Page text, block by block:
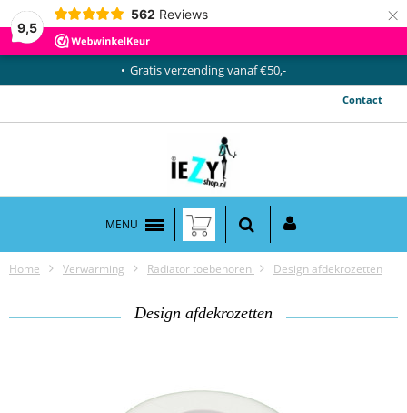
9,5
562 Reviews ×
Gratis verzending vanaf €50,-
Contact
MENU
Home Verwarming Radiator toebehoren Design afdekrozetten
Design afdekrozetten